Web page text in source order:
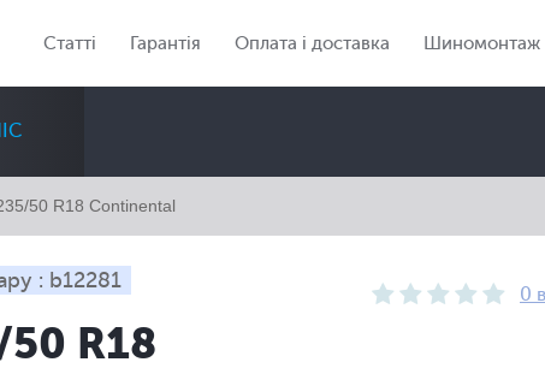
Статті Гарантія Оплата і доставка Шиномонтаж
Сезон
50 R18 Continental
: b12281
0
R18